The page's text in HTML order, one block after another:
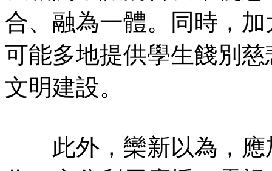
合、融為一體。同時，
可能多地提供學生餞別
文明建設。
此外，欒新以為，應